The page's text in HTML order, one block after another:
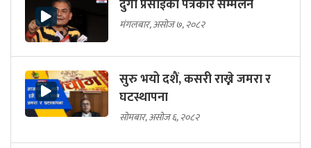
दुर्गा प्रसाईको पत्रकार सम्मेलन
मंगलबार, असोज ७, २०८२
सुरु भयो दशैं, कसरी राख्ने जमरा र
घटस्थापना
सोमबार, असोज ६, २०८२